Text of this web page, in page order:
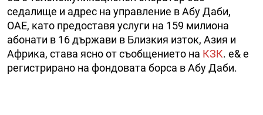
седалище и адрес на управление в Абу Даби,
ОАЕ, като предоставя услуги на 159 милиона
абонати в 16 държави в Близкия изток, Азия и
Африка, става ясно от съобщението на КЗК. e& е
регистрирано на фондовата борса в Абу Даби.